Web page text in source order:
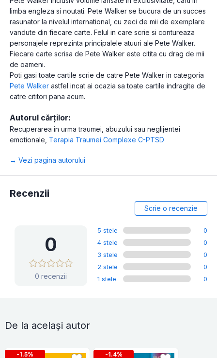
limba engleza si noutati. Pete Walker se bucura de un succes
rasunator la nivelul international, cu zeci de mii de exemplare
vandute din fiecare carte. Felul in care scrie si contureaza
personajele reprezinta principalele atuuri ale Pete Walker.
Fiecare carte scrisa de Pete Walker este citita cu drag de mii
de oameni.
Poti gasi toate cartile scrie de catre Pete Walker in categoria
Pete Walker astfel incat ai ocazia sa toate cartile indragite de
catre cititori pana acum.
Autorul cărților:
Recuperarea in urma traumei, abuzului sau neglijentei
emotionale Terapia Traumei Complexe C-PTSD
→ Vezi pagina autorului
Recenzii
Scrie o recenzie
0
0 recenzii
5 stele
0
4 stele
0
3 stele
0
2 stele
0
1 stele
0
De la același autor
-1.5% -1.4%